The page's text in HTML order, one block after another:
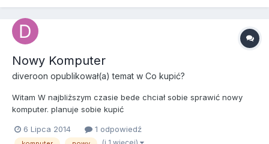
Nowy Komputer
diveroon opublikował(a) temat w Co kupić?
Witam W najbliższym czasie bede chciał sobie sprawić nowy
komputer. planuje sobie kupić
c_zestawy_komputerowe_na_lipiec_2014?page=0,14 + obudowa
6 Lipca 2014 1 odpowiedź